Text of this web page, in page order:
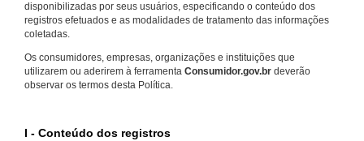
disponibilizadas por seus usuários, especificando o conteúdo dos
registros efetuados e as modalidades de tratamento das informações
coletadas.
Os consumidores, empresas, organizações e instituições que
utilizarem ou aderirem à ferramenta Consumidor.gov.br deverão
observar os termos desta Política.
I - Conteúdo dos registros